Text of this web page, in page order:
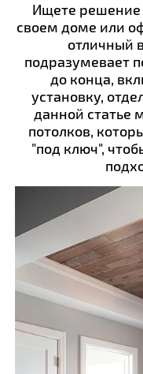
Ищете решение
своем доме или
отличный
подразумевает
до конца,
установку,
данной статье
потолков,
"под ключ",